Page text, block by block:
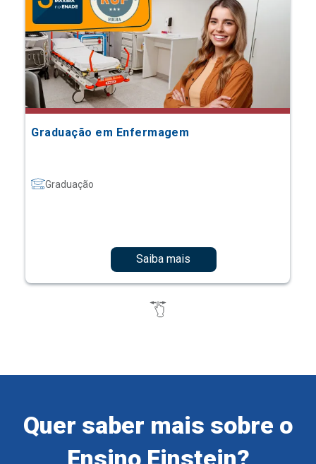
Graduação em Enfermagem
Graduação
Saiba mais
Quer saber mais sobre o
Ensino Einstein?